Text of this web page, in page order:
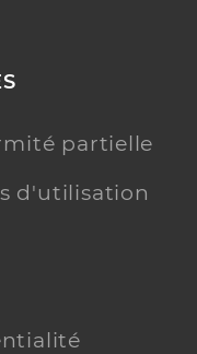
partielle
d'utilisation